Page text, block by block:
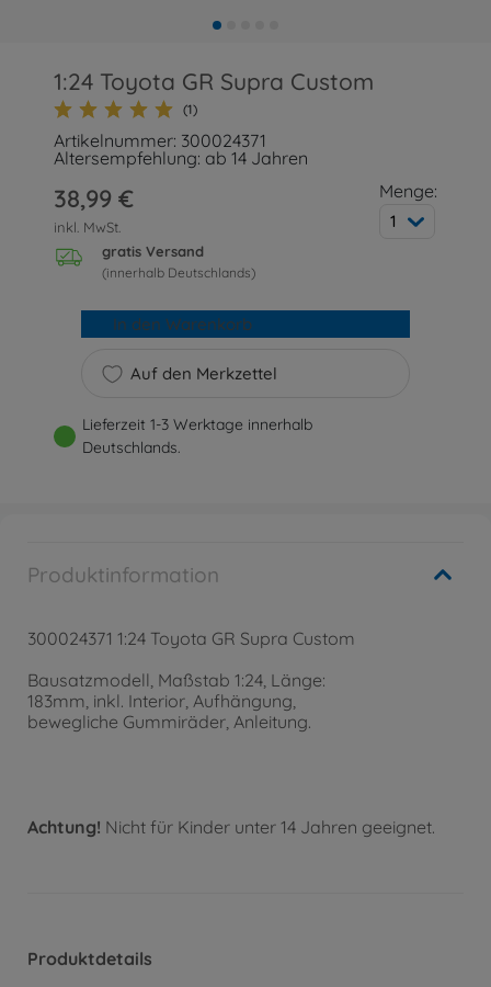
1:24 Toyota GR Supra Custom
(1)
Artikelnummer: 300024371
Altersempfehlung: ab 14 Jahren
38,99 €
inkl. MwSt.
gratis Versand
(innerhalb Deutschlands)
Menge:
1
Auf den Merkzettel
In den Warenkorb
Lieferzeit 1-3 Werktage innerhalb
Deutschlands.
Produktinformation
300024371 1:24 Toyota GR Supra Custom
Bausatzmodell, Maßstab 1:24, Länge:
183mm, inkl. Interior, Aufhängung,
bewegliche Gummiräder, Anleitung.
Achtung! Nicht für Kinder unter 14 Jahren geeignet.
Produktdetails